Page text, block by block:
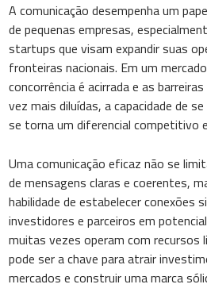
A comunicação desempenha um
de pequenas empresas,
startups que visam expandir suas
fronteiras nacionais. Em um
concorrência é acirrada e as
vez mais diluídas, a capacidade de
se torna um diferencial competitivo
Uma comunicação eficaz não se
de mensagens claras e coerentes,
habilidade de estabelecer conexões
investidores e parceiros em
muitas vezes operam com recursos
pode ser a chave para atrair
mercados e construir uma marca